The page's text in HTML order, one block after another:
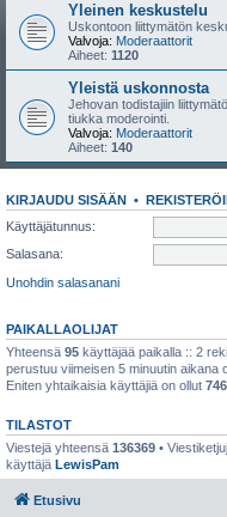
Yleinen keskustelu
Uskontoon liittymätön
Valvoja: Moderaattorit
Aiheet: 1120
Yleistä uskonnosta
Jehovan todistajiin
tiukka moderointi.
Valvoja: Moderaattorit
Aiheet: 140
KIRJAUDU SISÄÄN •
Käyttäjätunnus:
Salasana:
Unohdin salasanani
PAIKALLAOLIJAT
Yhteensä 95 käyttäjää paikalla :: 2
perustuu viimeisen 5 minuutin aikana
Eniten yhtaikaisia käyttäjiä on ollut
TILASTOT
Viestejä yhteensä 136369 •
käyttäjä LewisPam
Etusivu